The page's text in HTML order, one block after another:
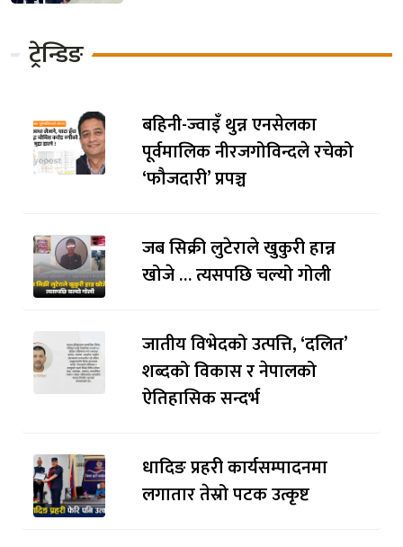
ट्रेन्डिङ
बहिनी-ज्वाइँ थुन्न एनसेलका
पूर्वमालिक नीरजगोविन्दले रचेको
‘फौजदारी’ प्रपञ्च
जब सिक्री लुटेराले खुकुरी हान्न
खोजे … त्यसपछि चल्यो गोली
जातीय विभेदको उत्पत्ति, ‘दलित’
शब्दको विकास र नेपालको
ऐतिहासिक सन्दर्भ
धादिङ प्रहरी कार्यसम्पादनमा
लगातार तेस्रो पटक उत्कृष्ट